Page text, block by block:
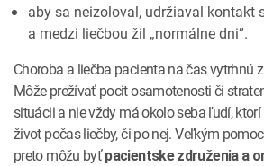
aby sa neizoloval, udržiaval kontakt
a medzi liečbou žil „normálne dni”.
Choroba a liečba pacienta na čas vytrhnú
Môže prežívať pocit osamotenosti či
situácii a nie vždy má okolo seba ľudí,
život počas liečby, či po nej. Veľkým
preto môžu byťpacientske združenia a